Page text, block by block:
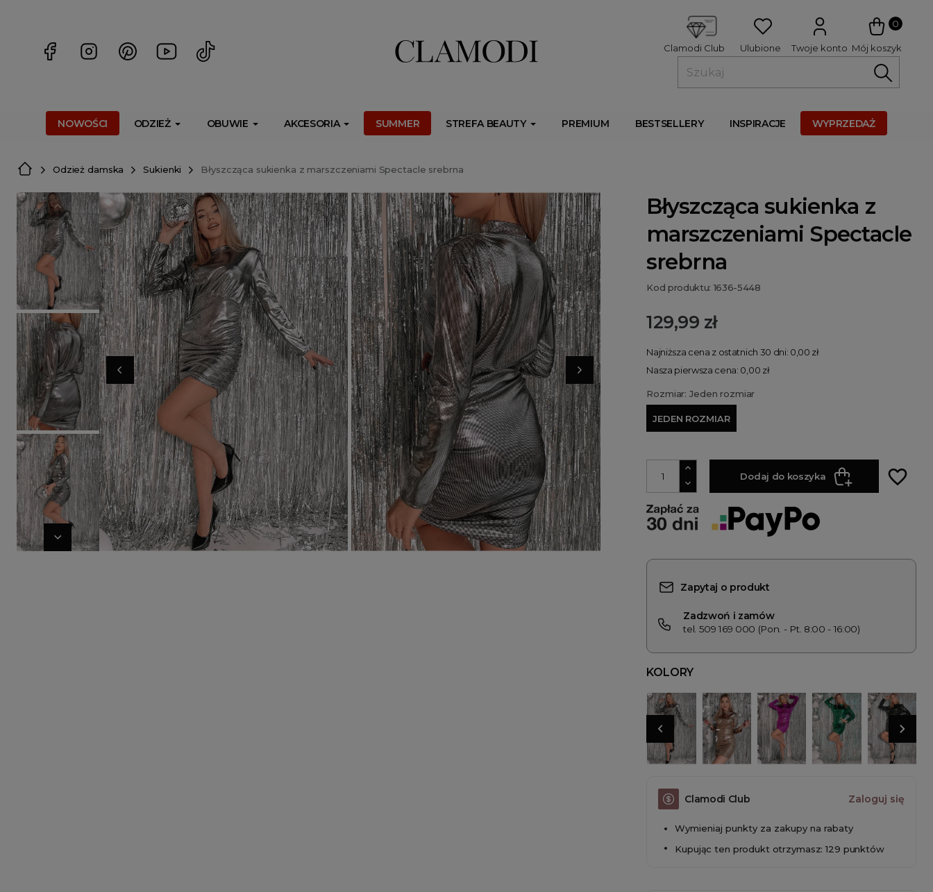
0
Mój koszyk
Twoje konto
Ulubione
Clamodi Club
NOWOŚCI ODZIEŻ OBUWIE AKCESORIA SUMMER STREFA BEAUTY PREMIUM BESTSELLERY INSPIRACJE WYPRZEDAŻ
Odzież damska Sukienki Błyszcząca sukienka z marszczeniami Spectacle srebrna
Błyszcząca sukienka z
marszczeniami Spectacle
srebrna
Kod produktu: 1636-5448
129,99 zł
Najniższa cena z ostatnich 30 dni: 0,00 zł
Nasza pierwsza cena: 0,00 zł
Rozmiar: Jeden rozmiar
JEDEN ROZMIAR
Dodaj do koszyka favorite_border
Zapytaj o produkt
Zadzwoń i zamów
tel. 509 169 000 (Pon. - Pt. 8:00 - 16:00)
KOLORY
Clamodi Club Zaloguj się
Wymieniaj punkty za zakupy na rabaty
Kupując ten produkt otrzymasz: 129 punktów